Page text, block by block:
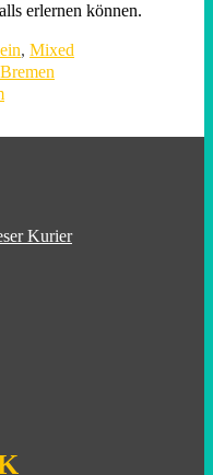
erlernen können.
, Mixed